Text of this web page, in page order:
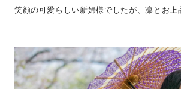
笑顔の可愛らしい新婦様でしたが、凛とお上